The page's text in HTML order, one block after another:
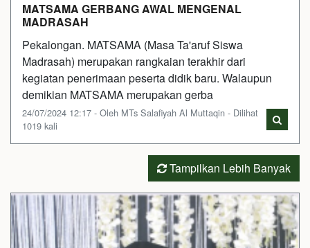
MATSAMA GERBANG AWAL MENGENAL
MADRASAH
Pekalongan. MATSAMA (Masa Ta'aruf Siswa
Madrasah) merupakan rangkaian terakhir dari
kegiatan penerimaan peserta didik baru. Walaupun
demikian MATSAMA merupakan gerba
24/07/2024 12:17 - Oleh MTs Salafiyah Al Muttaqin - Dilihat
1019 kali
Tampilkan Lebih Banyak